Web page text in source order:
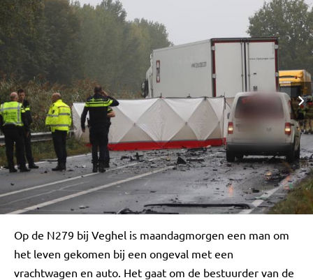
Op de N279 bij Veghel is maandagmorgen een man om
het leven gekomen bij een ongeval met een
vrachtwagen en auto. Het gaat om de bestuurder van de